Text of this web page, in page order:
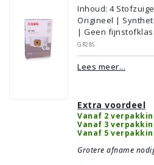
Inhoud: 4
Origineel |
| Geen
GR28S
Lees meer...
Extra voordeel
Vanaf 2
Vanaf 3
Vanaf 5
Grotere afname